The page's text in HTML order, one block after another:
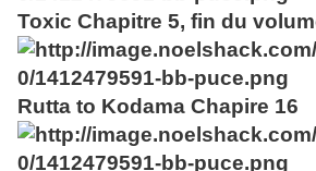
Toxic Chapitre 5, fin du
Rutta to Kodama Chapire 16